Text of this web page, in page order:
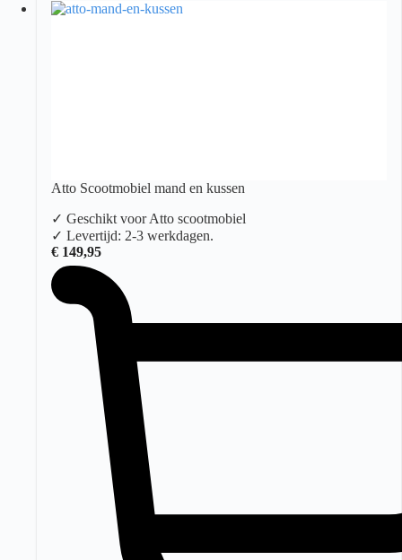
Atto Scootmobiel mand en kussen
✓ Geschikt voor Atto scootmobiel
✓ Levertijd: 2-3 werkdagen.
€ 149,95